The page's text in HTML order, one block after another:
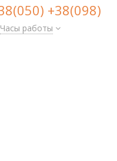
+38(098)
Часы работы